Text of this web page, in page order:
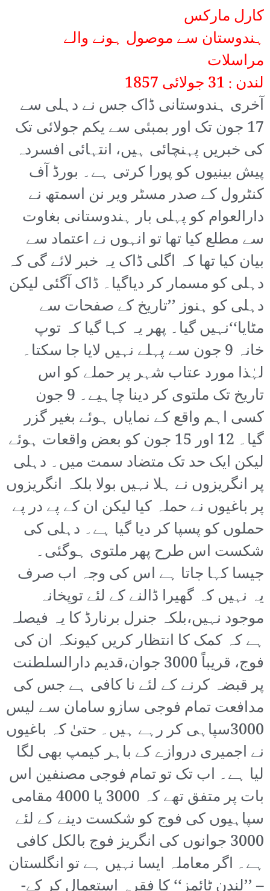
کارل مارکس
ہندوستان سے موصول ہونے والے
مراسلات
لندن : 31 جولائی 1857
آخری ہندوستانی ڈاک جس نے دہلی سے
17 جون تک اور بمبئی سے یکم جولائی تک
کی خبریں پہنچائی ہیں، انتہائی افسردہ
پیش بینیوں کو پورا کرتی ہے۔ بورڈ آف
کنٹرول کے صدر مسٹر ویر نن اسمتھ نے
دارالعوام کو پہلی بار ہندوستانی بغاوت
سے مطلع کیا تھا تو انہوں نے اعتماد سے
بیان کیا تھا کہ اگلی ڈاک یہ خبر لائے گی کہ
دہلی کو مسمار کر دیاگیا۔ ڈاک آگئی لیکن
دہلی کو ہنوز ’’تاریخ کے صفحات سے
مٹایا‘‘نہیں گیا۔ پھر یہ کہا گیا کہ توپ
خانہ 9 جون سے پہلے نہیں لایا جا سکتا۔
لہٰذا مورد عتاب شہر پر حملے کو اس
تاریخ تک ملتوی کر دینا چاہیے۔ 9 جون
کسی اہم واقع کے نمایاں ہوئے بغیر گزر
گیا۔ 12 اور 15 جون کو بعض واقعات ہوئے
لیکن ایک حد تک متضاد سمت میں۔ دہلی
پر انگریزوں نے ہلا نہیں بولا بلکہ انگریزوں
پر باغیوں نے حملہ کیا لیکن ان کے پے در پے
حملوں کو پسپا کر دیا گیا ہے۔ دہلی کی
شکست اس طرح پھر ملتوی ہوگئی۔
جیسا کہا جاتا ہے اس کی وجہ اب صرف
یہ نہیں کہ گھیرا ڈالنے کے لئے توپخانہ
موجود نہیں،بلکہ جنرل برنارڈ کا یہ فیصلہ
ہے کہ کمک کا انتظار کریں کیونکہ ان کی
فوج، قریباً 3000 جوان،قدیم دارالسلطنت
پر قبضہ کرنے کے لئے نا کافی ہے جس کی
مدافعت تمام فوجی سازو سامان سے لیس
3000سپاہی کر رہے ہیں۔ حتیٰ کہ باغیوں
نے اجمیری دروازے کے باہر کیمپ بھی لگا
لیا ہے۔ اب تک تو تمام فوجی مصنفین اس
بات پر متفق تھے کہ 3000 یا 4000 مقامی
سپاہیوں کی فوج کو شکست دینے کے لئے
3000 جوانوں کی انگریز فوج بالکل کافی
ہے۔ اگر معاملہ ایسا نہیں ہے تو انگلستان